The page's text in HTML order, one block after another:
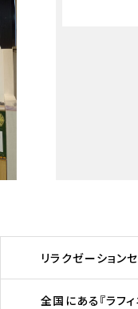
リラクゼーション
全国にある『ラフ